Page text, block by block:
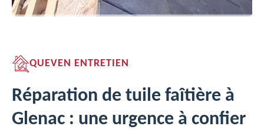
QUEVEN ENTRETIEN
Réparation de tuile faîtière à
Glenac : une urgence à confier